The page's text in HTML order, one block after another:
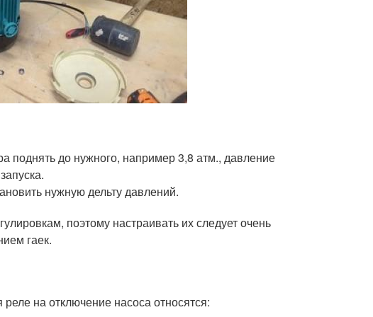
до нужного, например 3,8 атм., давление
нужную дельту давлений.
поэтому настраивать их следует очень
гаек.
на отключение насоса относятся: